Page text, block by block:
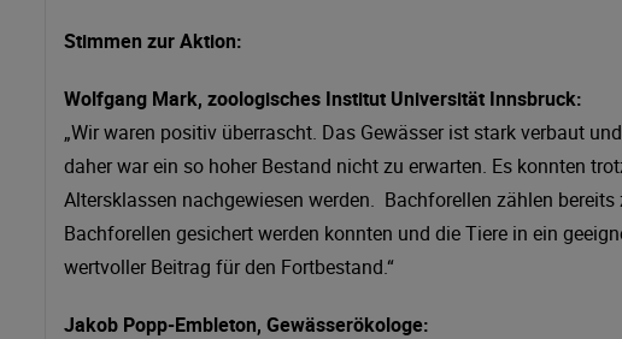
Stimmen zur Aktion:
Wolfgang Mark, zoologisches Institut Universität Innsbruck:
„Wir waren positiv überrascht. Das Gewässer ist stark verbaut
daher war ein so hoher Bestand nicht zu erwarten. Es konnten
Altersklassen nachgewiesen werden. Bachforellen zählen
Bachforellen gesichert werden konnten und die Tiere in ein
wertvoller Beitrag für den Fortbestand.“
Jakob Popp-Embleton, Gewässerökologe: